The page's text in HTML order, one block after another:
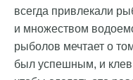
всегда привлекали
и множеством
рыболов мечтает о
был успешным, и